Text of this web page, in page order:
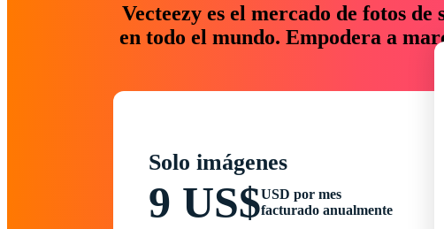
Vecteezy es el mercado de fotos
en todo el mundo. Empodera a
Solo imágenes
9 US$USD por mes
facturado anualmente